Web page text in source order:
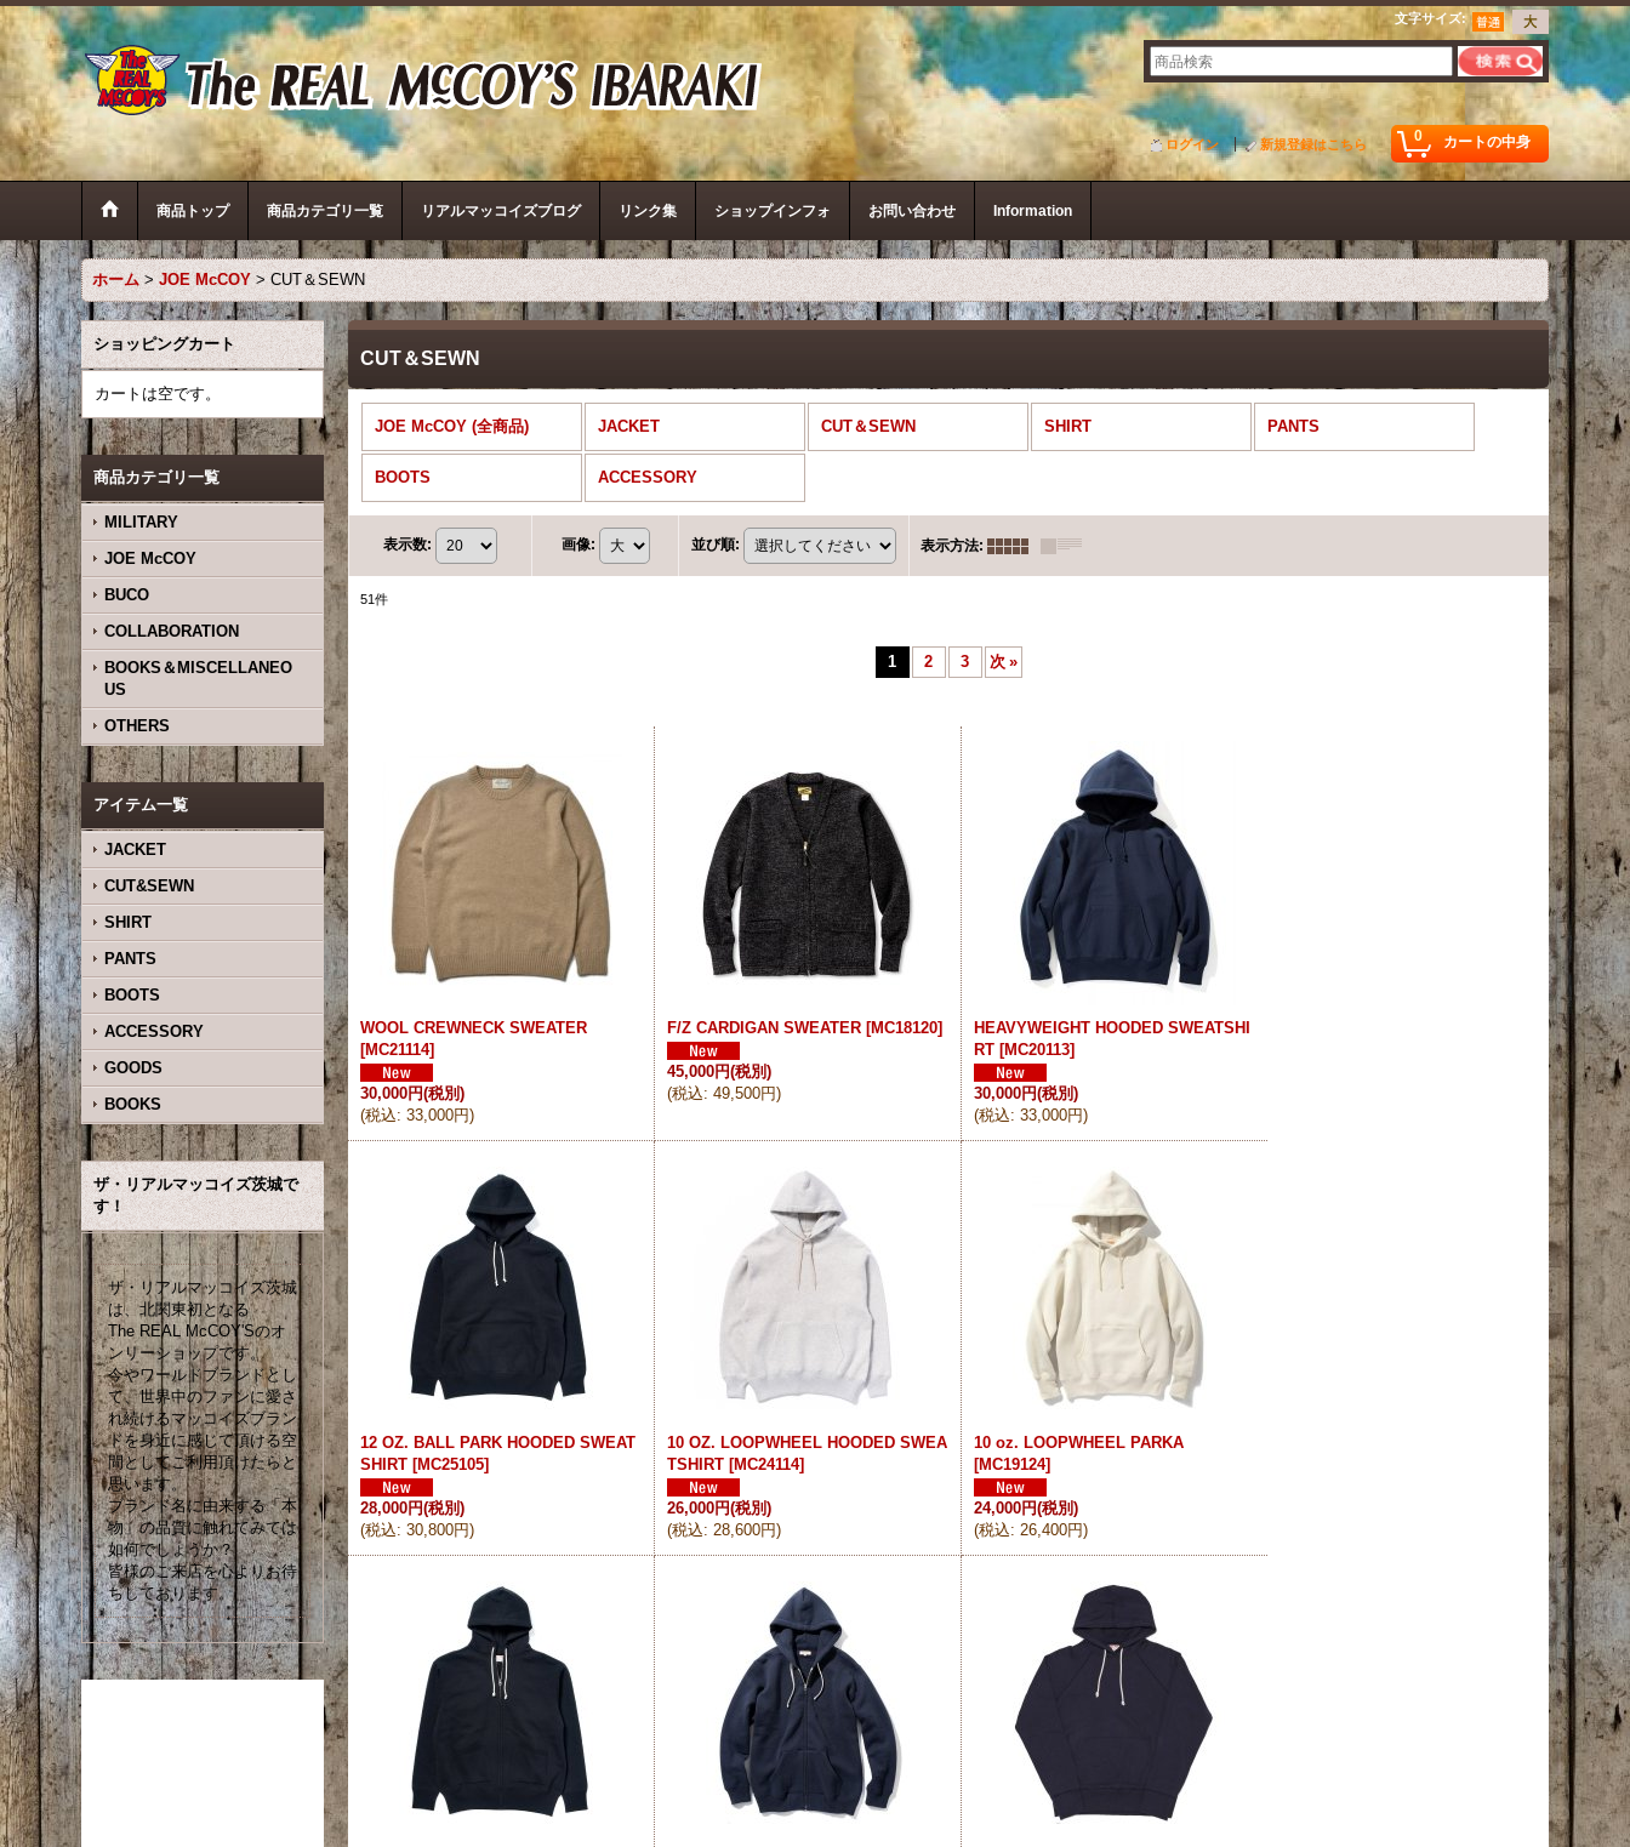
文字サイズ:
ザ・リアルマッコイズ
0 カートの中身
ログイン 新規登録はこちら
商品トップ 商品カテゴリ一覧 リアルマッコイズブログ リンク集 ショップインフォ お問い合わせ Information
ホーム > JOE McCOY > CUT＆SEWN
ショッピングカート
カートは空です。
商品カテゴリ一覧
MILITARY
JOE McCOY
BUCO
COLLABORATION
BOOKS＆MISCELLANEO
US
OTHERS
アイテム一覧
JACKET
CUT&SEWN
SHIRT
PANTS
BOOTS
ACCESSORY
GOODS
BOOKS
ザ・リアルマッコイズ茨城で
す！
ザ・リアルマッコイズ茨城
は、北関東初となる
The REAL McCOY'Sのオ
ンリーショップです。
今やワールドブランドとし
て、世界中のファンに愛さ
れ続けるマッコイズブラン
ドを身近に感じて頂ける空
間としてご利用頂けたらと
思います。
ブランド名に由来する「本
物」の品質に触れてみては
如何でしょうか？
皆様のご来店を心よりお待
ちしております。
CUT＆SEWN
JOE McCOY (全商品) JACKET CUT＆SEWN SHIRT PANTS
BOOTS ACCESSORY
表示数: 画像: 並び順: 表示方法:
51件
1 2 3 次 »
WOOL CREWNECK SWEATER
[MC21114]
30,000円(税別)
(税込: 33,000円)
F/Z CARDIGAN SWEATER [MC18120]
45,000円(税別)
(税込: 49,500円)
HEAVYWEIGHT HOODED SWEATSHI
RT [MC20113]
30,000円(税別)
(税込: 33,000円)
12 OZ. BALL PARK HOODED SWEAT
SHIRT [MC25105]
28,000円(税別)
(税込: 30,800円)
10 OZ. LOOPWHEEL HOODED SWEA
TSHIRT [MC24114]
26,000円(税別)
(税込: 28,600円)
10 oz. LOOPWHEEL PARKA
[MC19124]
24,000円(税別)
(税込: 26,400円)